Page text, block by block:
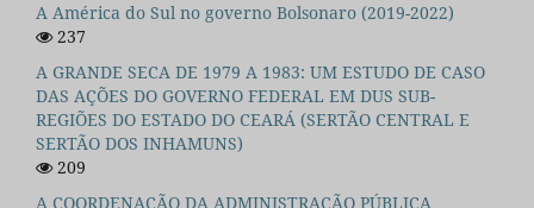
A América do Sul no governo Bolsonaro (2019-2022)
237
A GRANDE SECA DE 1979 A 1983: UM ESTUDO DE CASO
DAS AÇÕES DO GOVERNO FEDERAL EM DUS SUB-
REGIÕES DO ESTADO DO CEARÁ (SERTÃO CENTRAL E
SERTÃO DOS INHAMUNS)
209
A COORDENAÇÃO DA ADMINISTRAÇÃO PÚBLICA